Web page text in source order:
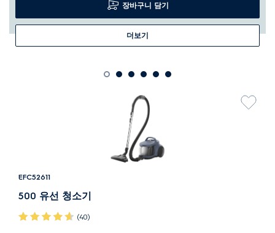
장바구니 담기
더보기
EFC52611
500 유선 청소기
(40)